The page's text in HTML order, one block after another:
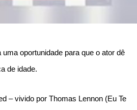
oportunidade para que o ator dê
de idade.
– vivido por Thomas Lennon (Eu Te